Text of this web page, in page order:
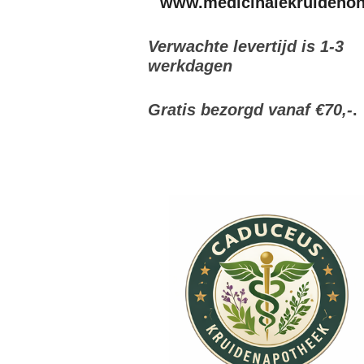
Verwachte levertijd is 1-3
werkdagen
Gratis bezorgd vanaf €70,-.